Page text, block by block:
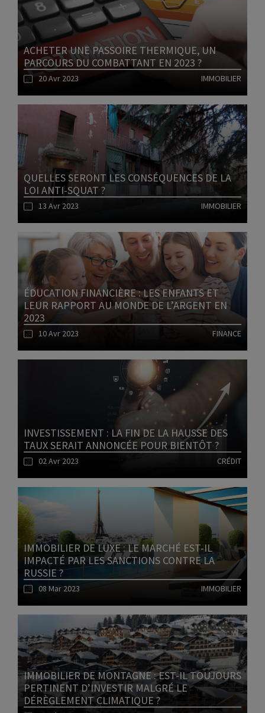
ACHETER UNE PASSOIRE THERMIQUE, UN
PARCOURS DU COMBATTANT EN 2023 ?
20 Avr 2023 IMMOBILIER
Lire l'article
QUELLES SERONT LES CONSÉQUENCES DE LA
LOI ANTI-SQUAT ?
13 Avr 2023 IMMOBILIER
Lire l'article
ÉDUCATION FINANCIÈRE : LES ENFANTS ET
LEUR RAPPORT AU MONDE DE L’ARGENT EN
2023
10 Avr 2023 FINANCE
INVESTISSEMENT : LA FIN DE LA HAUSSE DES
TAUX SERAIT ANNONCÉE POUR BIENTÔT ?
02 Avr 2023 CRÉDIT
Lire l'article
IMMOBILIER DE LUXE : LE MARCHÉ EST-IL
IMPACTÉ PAR LES SANCTIONS CONTRE LA
RUSSIE ?
08 Mar 2023 IMMOBILIER
Lire l'article
IMMOBILIER DE MONTAGNE : EST-IL TOUJOURS
PERTINENT D’INVESTIR MALGRÉ LE
DÉRÈGLEMENT CLIMATIQUE ?